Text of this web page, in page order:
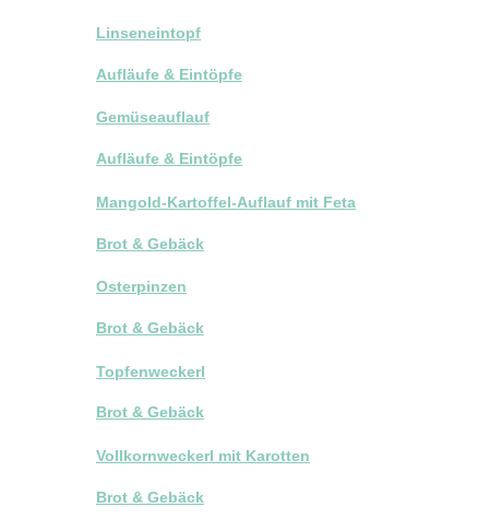
Linseneintopf
Aufläufe & Eintöpfe
Gemüseauflauf
Aufläufe & Eintöpfe
Mangold-Kartoffel-Auflauf mit Feta
Brot & Gebäck
Osterpinzen
Brot & Gebäck
Topfenweckerl
Brot & Gebäck
Vollkornweckerl mit Karotten
Brot & Gebäck